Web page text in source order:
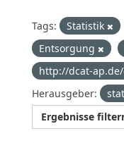
Tags: Statistik
Entsorgung
http://dcat-
Herausgeber:
Ergebnisse